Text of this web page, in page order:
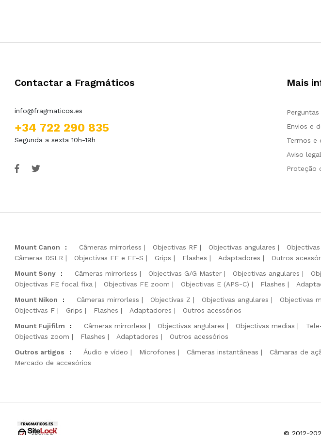
Contactar a Fragmáticos
info@fragmaticos.es
+34 722 290 835
Segunda a sexta 10h-19h
Mais
Envios e
Termos e
Aviso legal
Proteção
Mount Canon : Câmeras mirrorless Objectivas RF Objectivas angulares
Câmeras DSLR
Objectivas EF e EF-S Grips Flashes Adaptadores
Outros
Mount Sony
: Câmeras mirrorless Objectivas G/G Master Objectivas angulares
Objectivas FE focal fixa
Objectivas FE zoom Objectivas E (APS-C) Flashes
Mount Nikon
: Câmeras mirrorless Objectivas Z Objectivas angulares Objectivas
Objectivas F
Grips Flashes Adaptadores
Outros acessórios
Mount Fujifilm
: Câmeras mirrorless Objectivas angulares Objectivas medias
Objectivas zoom
Flashes Adaptadores
Outros acessórios
Outros artigos
: Áudio e vídeo Microfones Câmeras instantâneas Câmaras de
Mercado de accesórios
© 2012-